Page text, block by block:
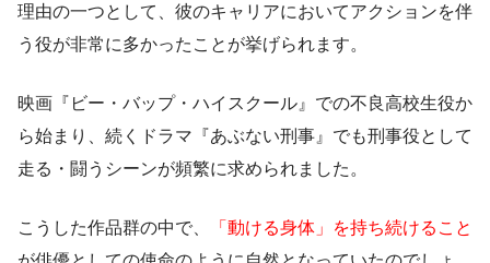
理由の一つとして、彼のキャリアにおいてアクションを伴
う役が非常に多かったことが挙げられます。
映画『ビー・バップ・ハイスクール』での不良高校生役か
ら始まり、続くドラマ『あぶない刑事』でも刑事役として
走る・闘うシーンが頻繁に求められました。
こうした作品群の中で、
「動ける身体」を持ち続けること